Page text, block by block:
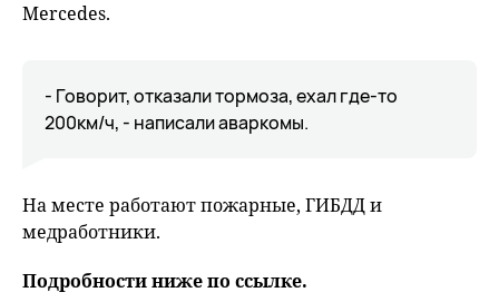
Mercedes.
- Говорит, отказали тормоза, ехал где-то
200км/ч, - написали аваркомы.
На месте работают пожарные, ГИБДД и
медработники.
Подробности ниже по ссылке.